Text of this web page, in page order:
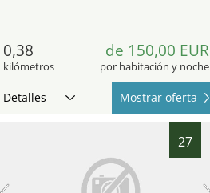
0,38
kilómetros
de 150,00 EUR
por habitación y noche
Detalles Mostrar oferta
27